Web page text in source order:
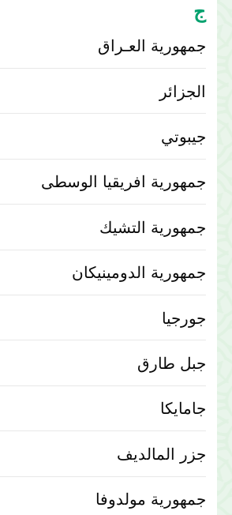
ج
جمهورية العـراق‎
الجزائر
جيبوتي
جمهورية افريقيا الوسطى
جمهورية التشيك
جمهورية الدومينيكان
جورجيا
جبل طارق
جامايكا
جزر المالديف
جمهورية مولدوفا